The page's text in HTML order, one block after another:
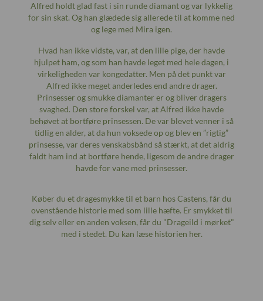
Alfred holdt glad fast i sin runde diamant og var lykkelig
for sin skat. Og han glædede sig allerede til at komme ned
og lege med Mira igen.
Hvad han ikke vidste, var, at den lille pige, der havde
hjulpet ham, og som han havde leget med hele dagen, i
virkeligheden var kongedatter. Men på det punkt var
Alfred ikke meget anderledes end andre drager.
Prinsesser og smukke diamanter er og bliver dragers
svaghed. Den store forskel var, at Alfred ikke havde
behøvet at bortføre prinsessen. De var blevet venner i så
tidlig en alder, at da hun voksede op og blev en ”rigtig”
prinsesse, var deres venskabsbånd så stærkt, at det aldrig
faldt ham ind at bortføre hende, ligesom de andre drager
havde for vane med prinsesser.
Køber du et dragesmykke til et barn hos Castens, får du
ovenstående historie med som lille hæfte. Er smykket til
dig selv eller en anden voksen, får du "Drageild i mørket"
med i stedet. Du kan læse historien her.